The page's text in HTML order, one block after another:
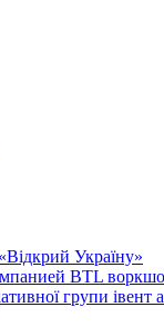
Україну»
BTL
групи івент